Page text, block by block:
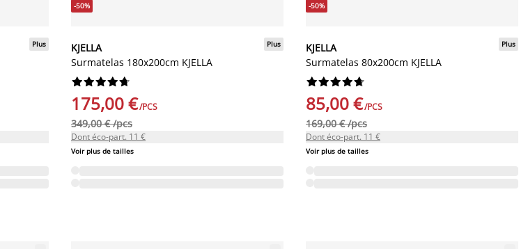
Plus
-50%
KJELLA
Surmatelas 180x200cm KJELLA
Plus






175,00 €/PCS
349,00 € /pcs
Dont éco-part. 11 €
Voir plus de tailles
-50%
KJELLA
Surmatelas 80x200cm KJELLA
Plus






85,00 €/PCS
169,00 € /pcs
Dont éco-part. 11 €
Voir plus de tailles